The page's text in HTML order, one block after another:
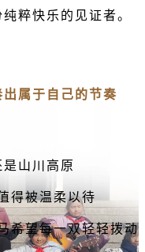
粹快乐的见证者。
属于自己的节奏
山川高原
得被温柔以待
希望每一双轻轻拨动